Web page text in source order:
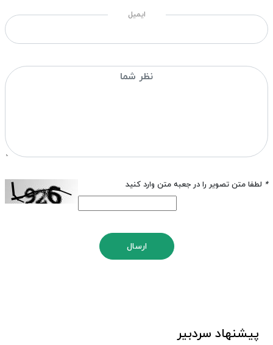
ایمیل
* لطفا متن تصویر را در جعبه متن وارد کنید
ارسال
پیشنهاد سردبیر